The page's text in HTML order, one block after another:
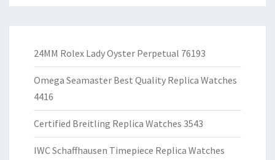
24MM Rolex Lady Oyster Perpetual 76193
Omega Seamaster Best Quality Replica Watches
4416
Certified Breitling Replica Watches 3543
IWC Schaffhausen Timepiece Replica Watches